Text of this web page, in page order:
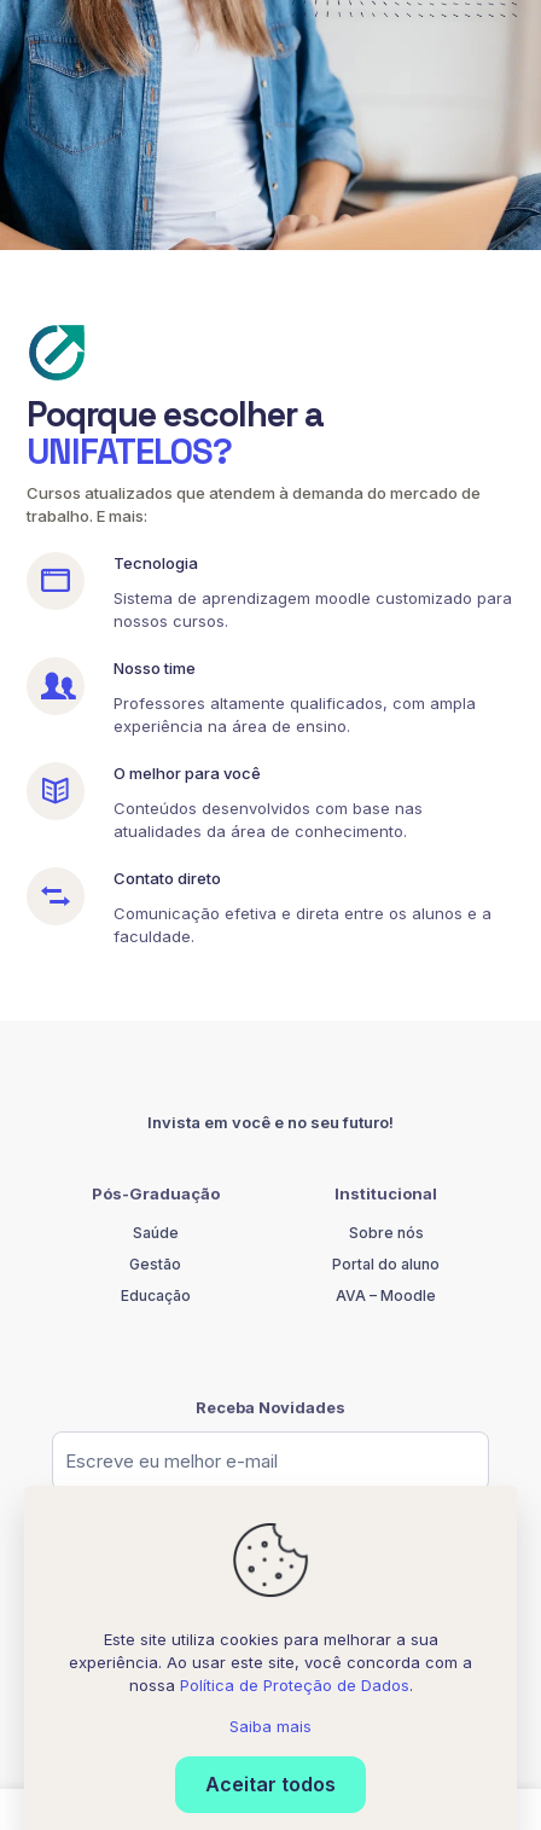
Poqrque escolher a
UNIFATELOS?
Cursos atualizados que atendem à demanda do mercado de
trabalho. E mais:
Tecnologia
Sistema de aprendizagem moodle customizado para
nossos cursos.
Nosso time
Professores altamente qualificados, com ampla
experiência na área de ensino.
O melhor para você
Conteúdos desenvolvidos com base nas
atualidades da área de conhecimento.
Contato direto
Comunicação efetiva e direta entre os alunos e a
faculdade.
Invista em você e no seu futuro!
Pós-Graduação
Saúde
Gestão
Educação
Institucional
Sobre nós
Portal do aluno
AVA – Moodle
Receba Novidades
© [2026] UNIFATELOS - CNPJ 37.117.877.0001-77
Todos os direitos Reservados
Este site utiliza cookies para melhorar a sua
experiência. Ao usar este site, você concorda com a
nossa Política de Proteção de Dados.
Saiba mais
Aceitar todos